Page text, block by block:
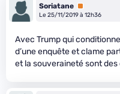
Soriatane Premium
Le 25/11/2019 à 12h36
Avec Trump qui
d’une enquête et clame
et la souveraineté sont